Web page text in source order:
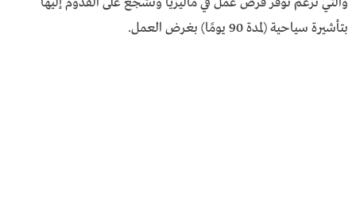
بتأشيرة سياحية (لمدة 90 يومًا) بغرض العمل.